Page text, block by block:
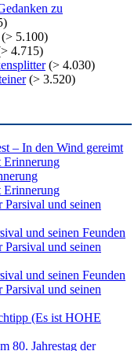
zu
(> 5.100)
4.715)
(> 4.030)
(> 3.520)
– In den Wind gereimt
Erinnerung
Erinnerung
und seinen
und seinen Feunden
und seinen
und seinen Feunden
und seinen
(Es ist HOHE
80. Jahrestag der